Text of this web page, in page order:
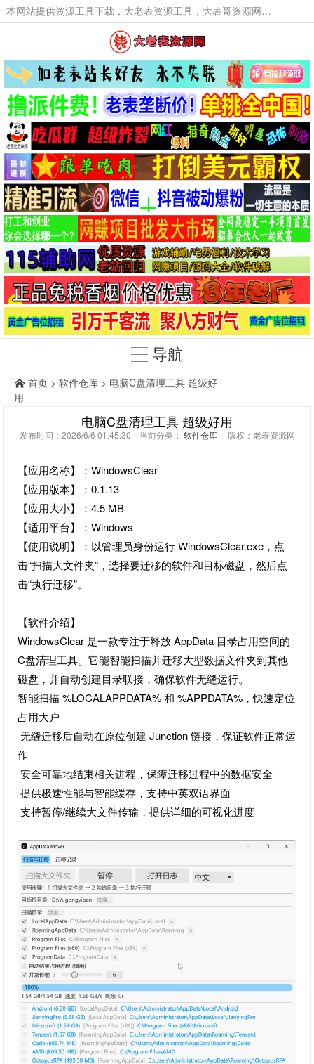
本网站提供资源工具下载，大老表资源工具，大表哥资源网软件工具，大老表资源下载，活动线报福利资源分享,活动线报，大型网游经典游戏，网络热门技术游戏辅助交流与分享。
导航
首页 > 软件仓库 > 电脑C盘清理工具 超级好
用
电脑C盘清理工具 超级好用
发布时间：2026/6/6 01:45:30 当前分类： 软件仓库版权：老表资源网
【应用名称】：WindowsClear
【应用版本】：0.1.13
【应用大小】：4.5 MB
【适用平台】：Windows
【使用说明】：以管理员身份运行 WindowsClear.exe，点
击“扫描大文件夹”，选择要迁移的软件和目标磁盘，然后点
击“执行迁移”。
【软件介绍】
WindowsClear 是一款专注于释放 AppData 目录占用空间的
C盘清理工具。它能智能扫描并迁移大型数据文件夹到其他
磁盘，并自动创建目录联接，确保软件无缝运行。
智能扫描 %LOCALAPPDATA% 和 %APPDATA%，快速定位
占用大户
无缝迁移后自动在原位创建 Junction 链接，保证软件正常运
作
安全可靠地结束相关进程，保障迁移过程中的数据安全
提供极速性能与智能缓存，支持中英双语界面
支持暂停/继续大文件传输，提供详细的可视化进度